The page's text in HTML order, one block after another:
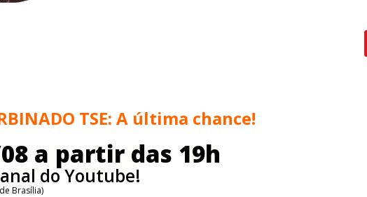
TSE: A última chance!
a partir das 19h
do Youtube!
Brasília)